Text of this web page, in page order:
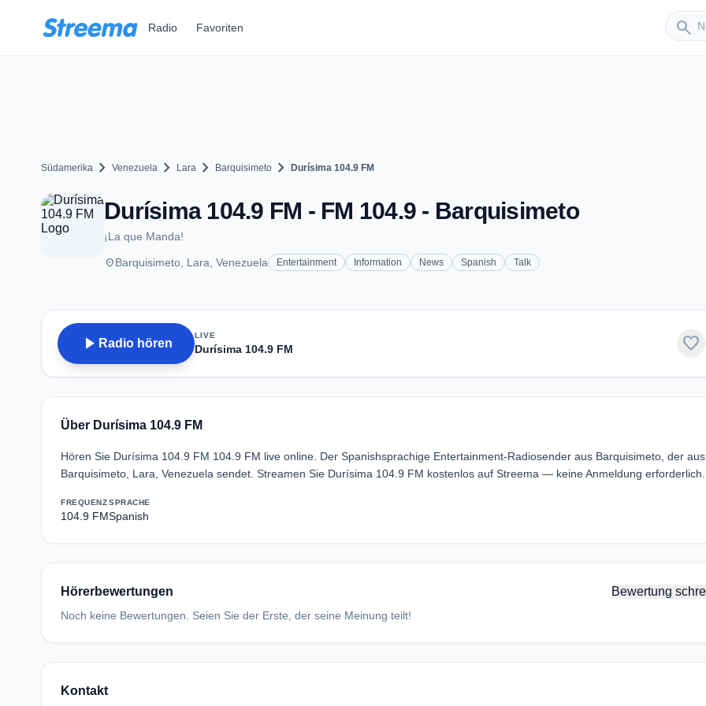
Radio Favoriten search
Südamerika chevron_right Venezuela chevron_right Lara chevron_right Barquisimeto chevron_right Durísima 104.9 FM
Durísima 104.9 FM - FM 104.9 - Barquisimeto
¡La que Manda!
placeBarquisimeto, Lara, Venezuela Entertainment Information News Spanish Talk
play_arrow Radio hören
LIVE
Durísima 104.9 FM favorite
Über Durísima 104.9 FM
Hören Sie Durísima 104.9 FM 104.9 FM live online. Der Spanishsprachige Entertainment-Radiosender aus Barquisimeto, der aus
Barquisimeto, Lara, Venezuela sendet. Streamen Sie Durísima 104.9 FM kostenlos auf Streema — keine Anmeldung erforderlich.
FREQUENZ
104.9 FM
SPRACHE
Spanish
Hörerbewertungen Bewertung
Noch keine Bewertungen. Seien Sie der Erste, der seine Meinung teilt!
Kontakt